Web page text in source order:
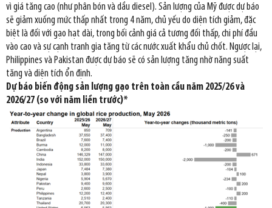
vì giá tăng cao (như phân bón và dầu diesel). Sản lượng của Mỹ được dự báo
sẽ giảm xuống mức thấp nhất trong 4 năm, chủ yếu do diện tích giảm, đặc
biệt là đối với gạo hạt dài, trong bối cảnh giá cả tương đối thấp, chi phí đầu
vào cao và sự cạnh tranh gia tăng từ các nước xuất khẩu chủ chốt. Ngược lại,
Philippines và Pakistan được dự báo sẽ có sản lượng tăng nhờ năng suất
tăng và diện tích ổn định.
Dự báo biến động sản lượng gạo trên toàn cầu năm 2025/26 và
2026/27 (so với năm liền trước)*